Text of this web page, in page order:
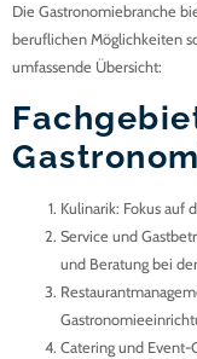
Die Gastronomiebranche
beruflichen Möglichkeiten
umfassende Übersicht:
Kulinarik: Fokus auf
Service und
und Beratung bei
Catering und Event-